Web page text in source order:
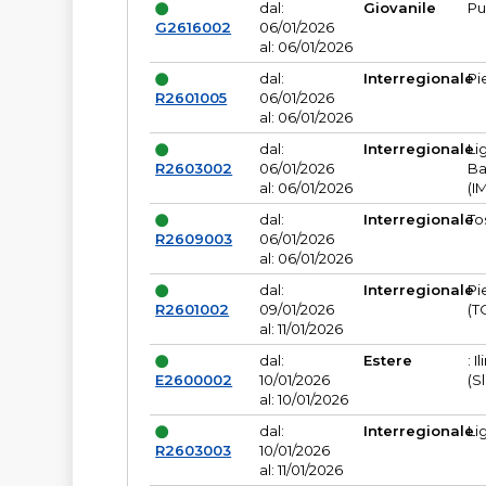
G2616002
dal:
06/01/2026
al: 06/01/2026
Giovanile
R2601005
dal:
06/01/2026
al: 06/01/2026
Interregionale
R2603002
dal:
06/01/2026
al: 06/01/2026
Interregionale
R2609003
dal:
06/01/2026
al: 06/01/2026
Interregionale
R2601002
dal:
09/01/2026
al: 11/01/2026
Interregionale
E2600002
dal:
10/01/2026
al: 10/01/2026
Estere
:
R2603003
dal:
10/01/2026
al: 11/01/2026
Interregionale